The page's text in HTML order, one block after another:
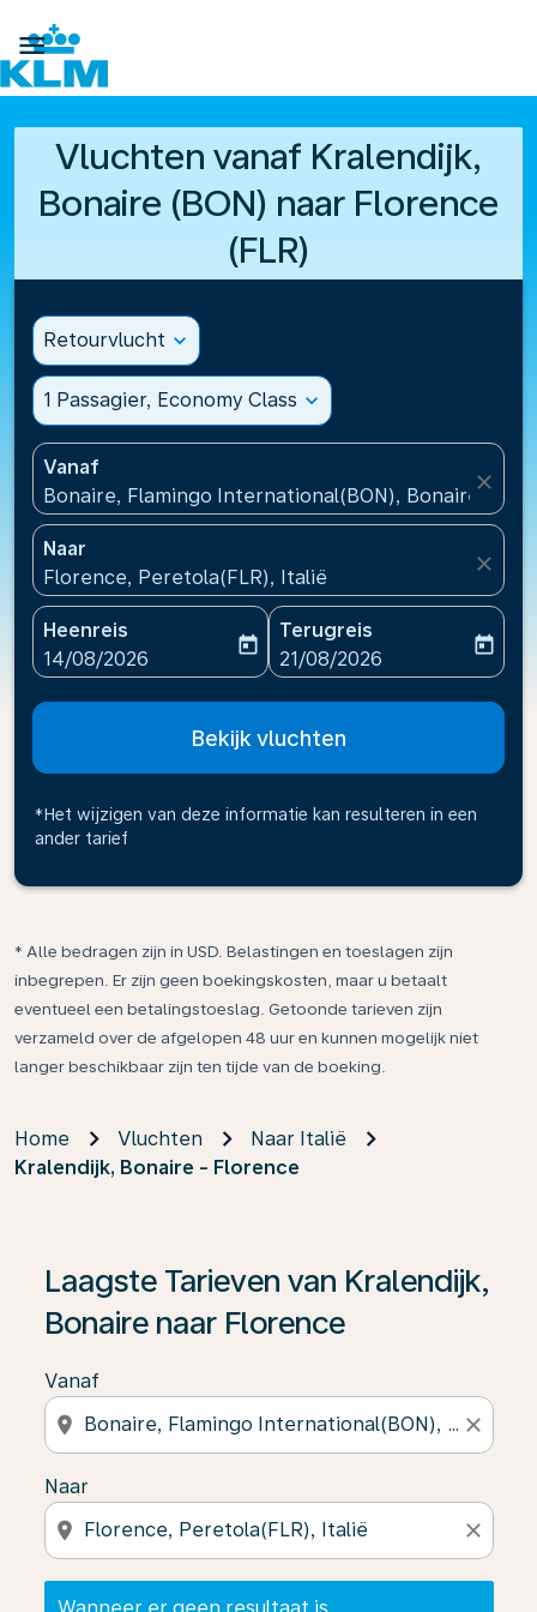

Vluchten vanaf Kralendijk,
Bonaire (BON) naar Florence
(FLR)
Retourvlucht expand_more
1 Passagier, Economy Class expand_more
Vanaf
Bonaire, Flamingo International(BON), Bonaire, St
close
Naar
Florence, Peretola(FLR), Italië
close
Heenreis
fc-booking-departure-date-aria-label
14/08/2026
today
Terugreis
fc-booking-return-date-
21/08/2026
today
Bekijk vluchten
*Het wijzigen van deze informatie kan resulteren in een
ander tarief
* Alle bedragen zijn in USD. Belastingen en toeslagen zijn
inbegrepen. Er zijn geen boekingskosten, maar u betaalt
eventueel een betalingstoeslag. Getoonde tarieven zijn
verzameld over de afgelopen 48 uur en kunnen mogelijk niet
langer beschikbaar zijn ten tijde van de boeking.
Home Vluchten
Naar Italië
Kralendijk, Bonaire - Florence
Laagste Tarieven van Kralendijk,
Bonaire naar Florence
Vanaf
location_on close
Naar
location_on close
Wanneer er geen resultaat is gevonden, klik dan op